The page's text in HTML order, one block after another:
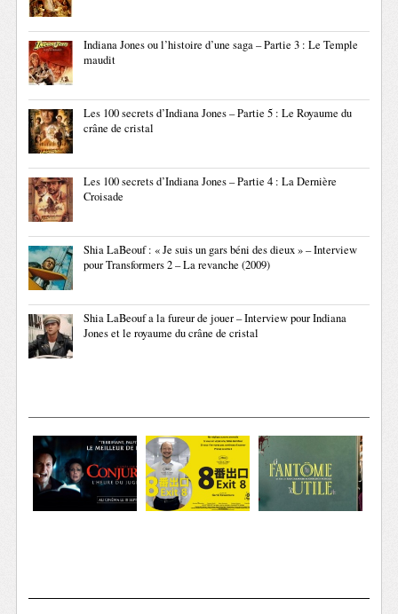
Indiana Jones ou l’histoire d’une saga – Partie 3 : Le Temple
maudit
Les 100 secrets d’Indiana Jones – Partie 5 : Le Royaume du
crâne de cristal
Les 100 secrets d’Indiana Jones – Partie 4 : La Dernière
Croisade
Shia LaBeouf : « Je suis un gars béni des dieux » – Interview
pour Transformers 2 – La revanche (2009)
Shia LaBeouf a la fureur de jouer – Interview pour Indiana
Jones et le royaume du crâne de cristal